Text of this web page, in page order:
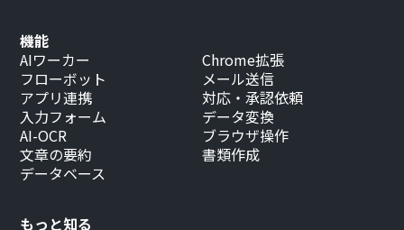
もっと知る
機能
AIワーカー
フローボット
アプリ連携
入力フォーム
AI-OCR
文章の要約
データベース
Chrome拡張
メール送信
対応・承認依頼
データ変換
ブラウザ操作
書類作成